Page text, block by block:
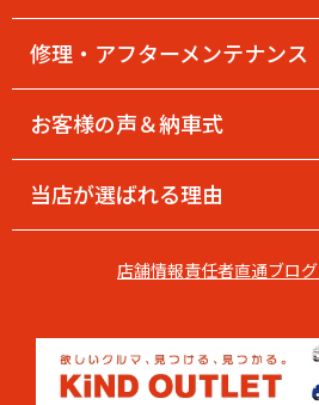
修理・アフターメンテナンス
お客様の声＆納車式
当店が選ばれる理由
店舗情報責任者直通ブログ